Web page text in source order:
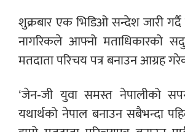
शुक्रबार एक भिडिओ सन्देश जारी
नागरिकले आफ्नो मताधिकारको
मतदाता परिचय पत्र बनाउन आग्रह
‘जेन-जी युवा समस्त नेपालीको
यथार्थको नेपाल बनाउन सबैभन्दा